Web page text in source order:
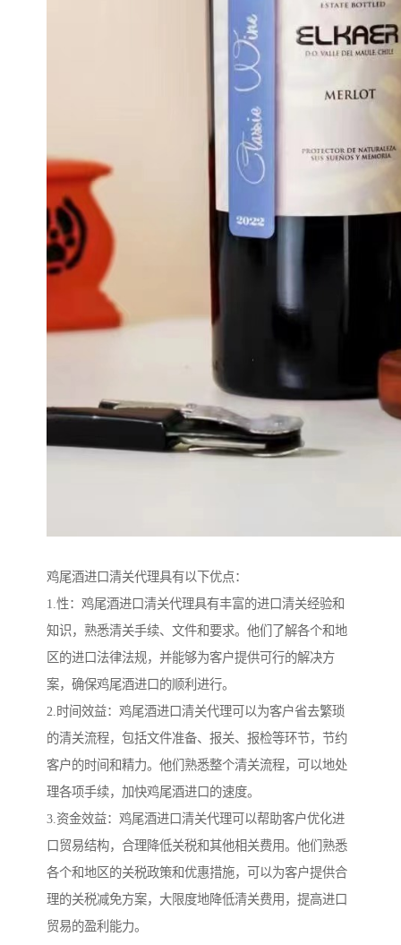
鸡尾酒进口清关代理具有以下优点：
1.性：鸡尾酒进口清关代理具有丰富的进口清关经验和
知识，熟悉清关手续、文件和要求。他们了解各个和地
区的进口法律法规，并能够为客户提供可行的解决方
案，确保鸡尾酒进口的顺利进行。
2.时间效益：鸡尾酒进口清关代理可以为客户省去繁琐
的清关流程，包括文件准备、报关、报检等环节，节约
客户的时间和精力。他们熟悉整个清关流程，可以地处
理各项手续，加快鸡尾酒进口的速度。
3.资金效益：鸡尾酒进口清关代理可以帮助客户优化进
口贸易结构，合理降低关税和其他相关费用。他们熟悉
各个和地区的关税政策和优惠措施，可以为客户提供合
理的关税减免方案，大限度地降低清关费用，提高进口
贸易的盈利能力。